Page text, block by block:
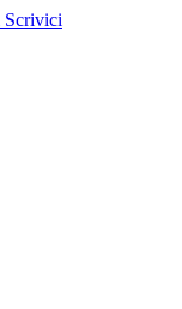
Scrivici